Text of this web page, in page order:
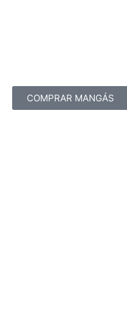
COMPRAR MANGÁS